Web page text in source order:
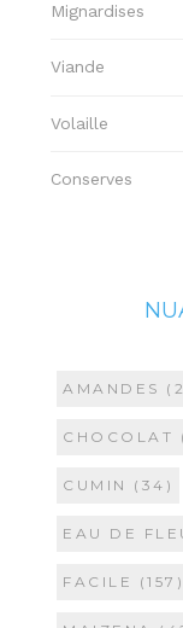
Mignardises
Viande
Volaille
Conserves
AMANDES
CHOCOLAT
CUMIN (34)
EAU DE
FACILE (157)